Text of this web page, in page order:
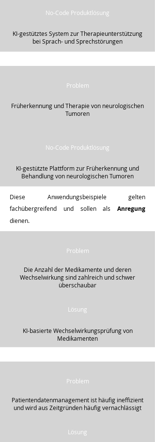
No-Code Produktlösung
​KI-gestütztes System zur Therapieunterstützung
bei Sprach- und Sprechstörungen
Problem
Früherkennung und Therapie von neurologischen
Tumoren
No-Code Produktlösung
​KI-gestützte Plattform zur Früherkennung und
Behandlung von neurologischen Tumoren
Diese Anwendungsbeispiele gelten
fachübergreifend und sollen als Anregung
dienen.
Problem
Die Anzahl der Medikamente und deren
Wechselwirkung sind zahlreich und schwer
überschaubar
Lösung
KI-basierte Wechselwirkungsprüfung von
Medikamenten
Problem
Patientendatenmanagement ist häufig ineffizient
und wird aus Zeitgründen häufig vernachlässigt
Lösung